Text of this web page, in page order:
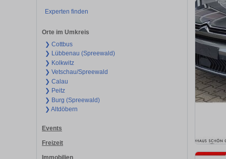
Experten finden
Orte im Umkreis
❯ Cottbus
❯ Lübbenau (Spreewald)
❯ Kolkwitz
❯ Vetschau/Spreewald
❯ Calau
❯ Peitz
❯ Burg (Spreewald)
❯ Altdöbern
Events
Freizeit
Immobilien